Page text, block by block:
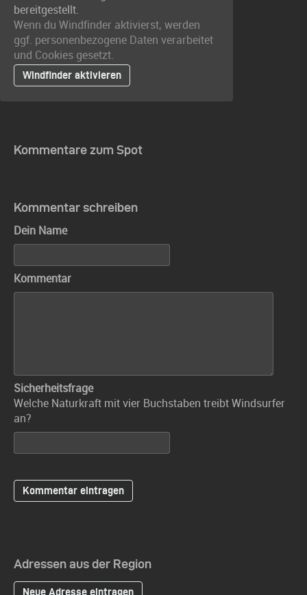
bereitgestellt.
Wenn du Windfinder aktivierst, werden
ggf. personenbezogene Daten verarbeitet
und Cookies gesetzt.
Windfinder aktivieren
Kommentare zum Spot
Kommentar schreiben
Dein Name
Kommentar
Sicherheitsfrage
Welche Naturkraft mit vier Buchstaben treibt Windsurfer
an?
Adressen aus der Region
Neue Adresse eintragen